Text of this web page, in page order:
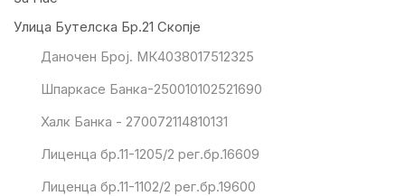
Улица Бутелска Бр.21 Скопје
Даночен Број. МК4038017512325
Шпаркасе Банка-250010102521690
Халк Банка - 270072114810131
Лиценца бр.11-1205/2 рег.бр.16609
Лиценца бр.11-1102/2 рег.бр.19600